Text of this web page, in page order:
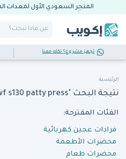
المتجر السعودي الأول لمعدات
تجهز مشروع؟ تكلم معنا
الرئيسية
نتيجة البحث "aldiwan wf s130 patty press"
الفئات المقترحة:
فرادات عجين كهربائية
محضرات الأطعمة
محضرات طعام